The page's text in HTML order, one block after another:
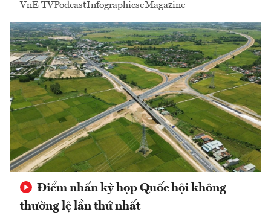
VnE TVPodcastInfographicseMagazine
Điểm nhấn kỳ họp Quốc hội không
thường lệ lần thứ nhất